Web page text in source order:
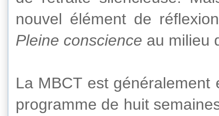
nouvel élément de
Pleine conscience au milieu
La MBCT est généralement
programme de huit